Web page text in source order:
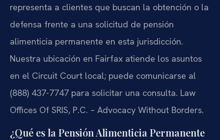
representa a clientes que buscan la obtención o la
defensa frente a una solicitud de pensión
alimenticia permanente en esta jurisdicción.
Nuestra ubicación en Fairfax atiende los asuntos
en el Circuit Court local; puede comunicarse al
(888) 437-7747 para solicitar una consulta. Law
Offices Of SRIS, P.C. – Advocacy Without Borders.
¿Qué es la Pensión Alimenticia Permanente